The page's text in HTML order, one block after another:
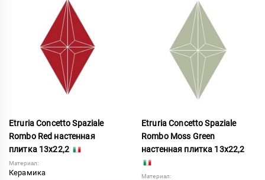
Etruria Concetto Spaziale
Rombo Red настенная
плитка 13x22,2
Материал:
Керамика
Etruria Concetto Spaziale
Rombo Moss Green
настенная плитка 13x22,2
Материал: